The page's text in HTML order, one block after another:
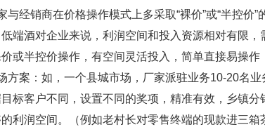
销商在价格操作模式上多采取“裸价”或“半控价”
端酒对企业来说，利润空间和投入资源相对有限
或半控价操作，有空间灵活投入，简单直接易操作
案：如，一个县城市场，厂家派驻业务10-20名业
标客户不同，设置不同的奖项，精准有效，乡镇分
利润空间。（例如老村长对零售终端的现款进三